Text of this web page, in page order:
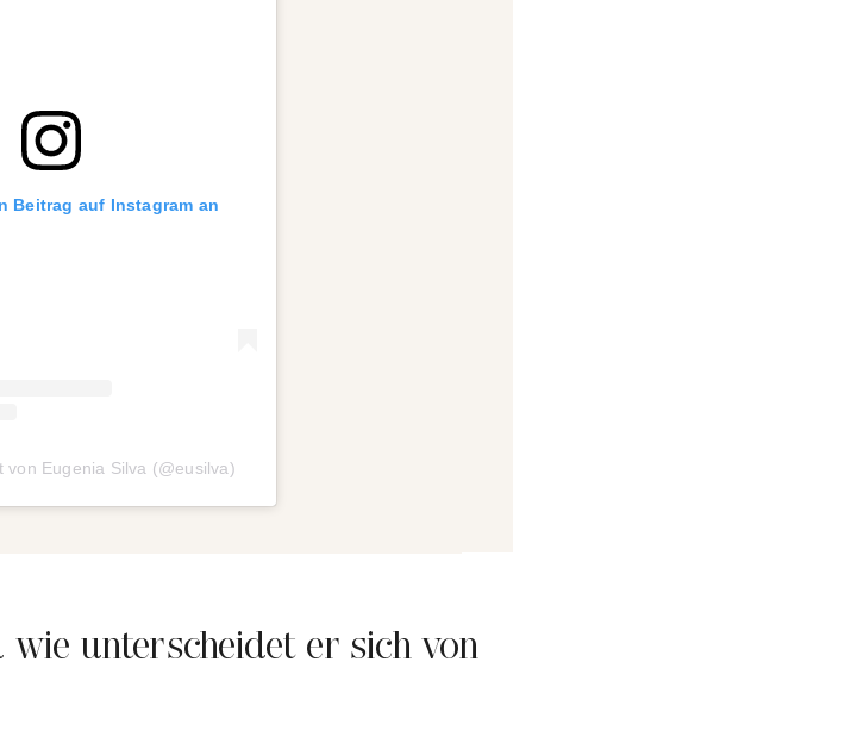
Beitrag auf Instagram an
von Eugenia Silva (@eusilva)
wie unterscheidet er sich von